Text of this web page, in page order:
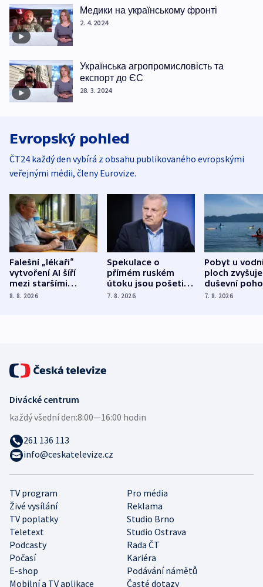
Медики на українському фронті
2. 4. 2024
Українська агропромисловість та
експорт до ЄС
28. 3. 2024
Evropský pohled
ČT24 každý den vybírá z obsahu publikovaného evropskými
veřejnými médii, členy Eurovize.
Falešní „lékaři“
vytvoření AI šíří
mezi staršími
Poláky nebezpečné
8. 8. 2026
Spekulace o
přímém ruském
útoku jsou pošetilé,
míní estonský
7. 8. 2026
Pobyt u
ploch zvyšuje
duševní
ukázala
7. 8. 2026
TV program
Pro média
Živé vysílání
Reklama
TV poplatky
Studio Brno
Teletext
Studio Ostrava
Podcasty
Rada ČT
Počasí
Kariéra
E-shop
Podávání námětů
Mobilní a TV aplikace
Časté dotazy
Divácké centrum
každý všední den:8:00—16:00 hodin
261 136 113
info@ceskatelevize.cz